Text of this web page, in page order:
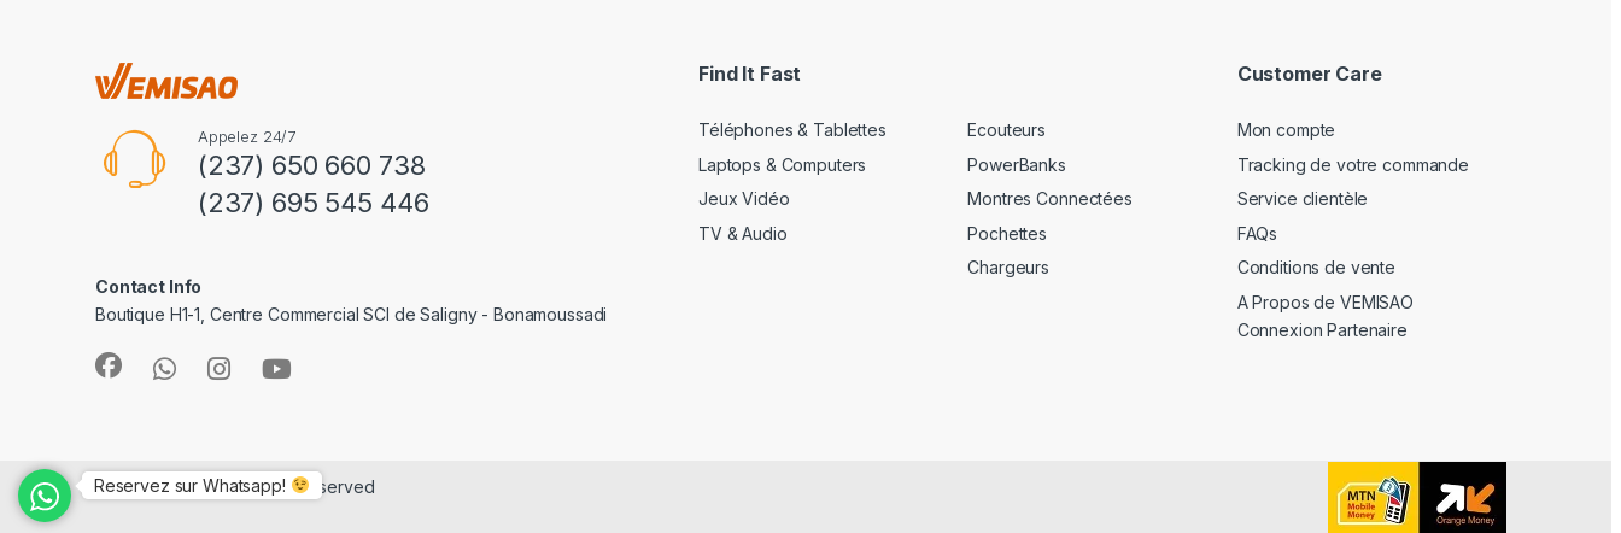
Appelez 24/7
(237) 650 660 738
(237) 695 545 446
Contact Info
Boutique H1-1, Centre Commercial SCI de Saligny - Bonamoussadi
Find It Fast
Téléphones & Tablettes
Laptops & Computers
Jeux Vidéo
TV & Audio
Ecouteurs
PowerBanks
Montres Connectées
Pochettes
Chargeurs
Customer Care
Mon compte
Tracking de votre commande
Service clientèle
FAQs
Conditions de vente
A Propos de VEMISAO
Connexion Partenaire
©e-Vemisao- All Rights Reserved
Reservez sur Whatsapp!